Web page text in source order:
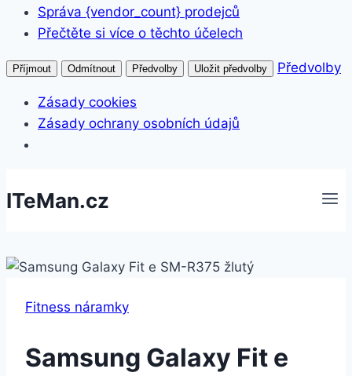
Správa {vendor_count} prodejců
Přečtěte si více o těchto účelech
Příjmout Odmítnout Předvolby Uložit předvolby Předvolby
Zásady cookies
Zásady ochrany osobních údajů
na
ITeMan.cz
Fitness náramky
Samsung Galaxy Fit e